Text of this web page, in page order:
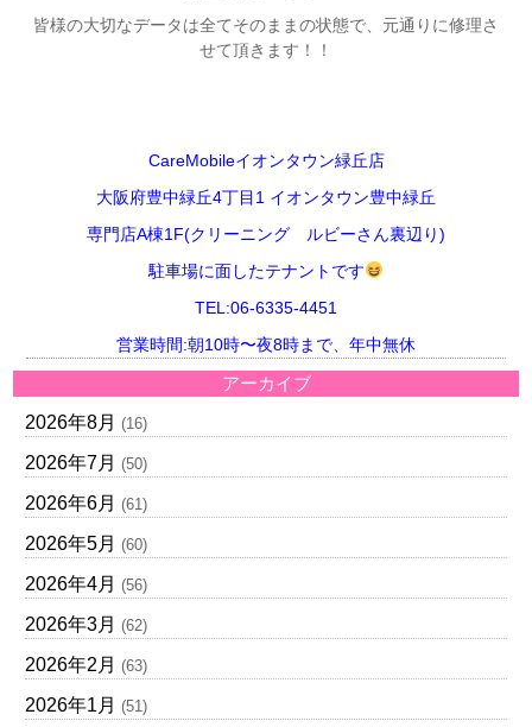
皆様の大切なデータは全てそのままの状態で、元通りに修理さ
せて頂きます！！
CareMobileイオンタウン緑丘店
大阪府豊中緑丘4丁目1 イオンタウン豊中緑丘
専門店A棟1F(クリーニング ルビーさん裏辺り)
駐車場に面したテナントです
TEL:06-6335-4451
営業時間:朝10時〜夜8時まで、年中無休
アーカイブ
2026年8月 (16)
2026年7月 (50)
2026年6月 (61)
2026年5月 (60)
2026年4月 (56)
2026年3月 (62)
2026年2月 (63)
2026年1月 (51)